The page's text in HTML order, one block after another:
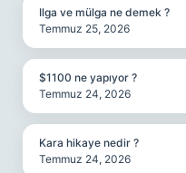
Ilga ve mülga ne demek ?
Temmuz 25, 2026
$1100 ne yapıyor ?
Temmuz 24, 2026
Kara hikaye nedir ?
Temmuz 24, 2026